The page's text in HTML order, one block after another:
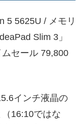
5 5625U / メモリ
Slim 3」
セール 79,800
インチ液晶の
16:10ではな